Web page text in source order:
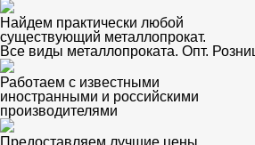
Найдем практически любой
существующий металлопрокат.
Все виды металлопроката. Опт.
Работаем с известными
иностранными и российскими
производителями
Предоставляем лучшие цены